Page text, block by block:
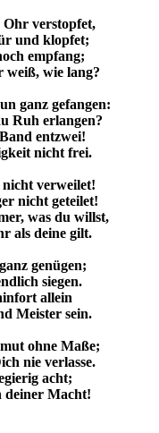
verstopfet,
und klopfet;
empfang;
weiß, wie lang?
ganz gefangen:
Ruh erlangen?
entzwei!
nicht frei.
verweilet!
nicht geteilet!
was du willst,
als deine gilt.
genügen;
siegen.
allein
Meister sein.
ohne Maße;
nie verlasse.
acht;
deiner Macht!